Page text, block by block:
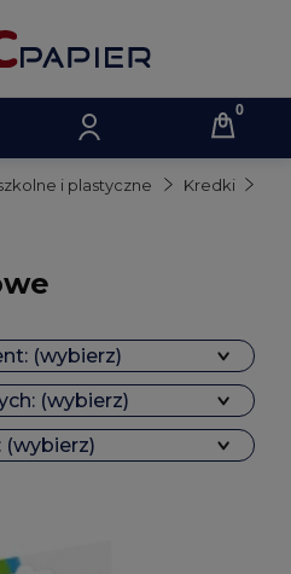
i plastyczne
Kredki
(wybierz)
(wybierz)
(wybierz)